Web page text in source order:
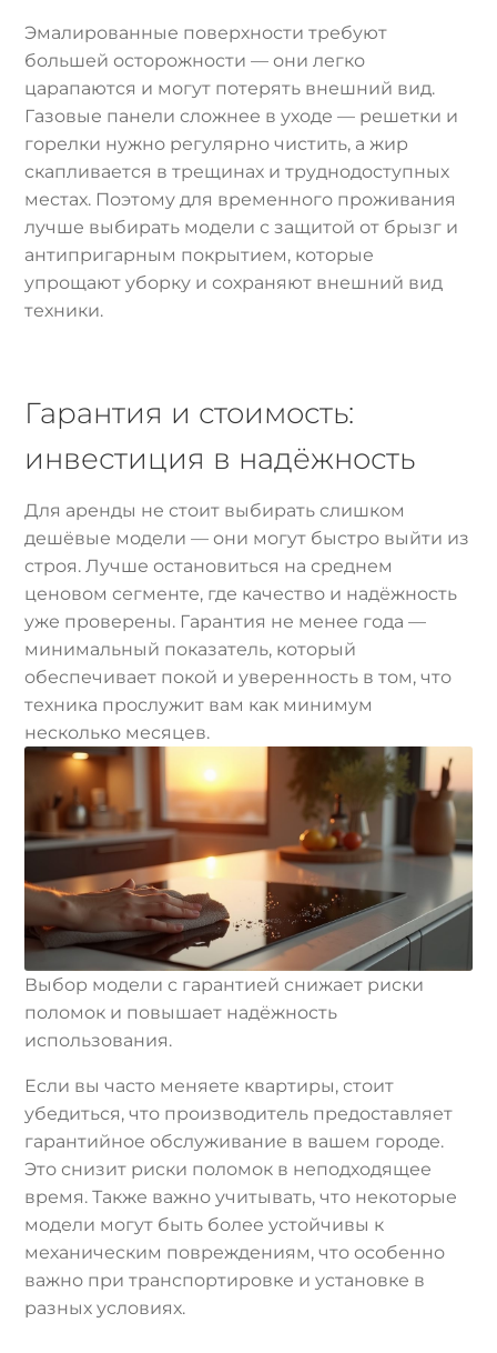
Эмалированные поверхности требуют
большей осторожности — они легко
царапаются и могут потерять внешний вид.
Газовые панели сложнее в уходе — решетки и
горелки нужно регулярно чистить, а жир
скапливается в трещинах и труднодоступных
местах. Поэтому для временного проживания
лучше выбирать модели с защитой от брызг и
антипригарным покрытием, которые
упрощают уборку и сохраняют внешний вид
техники.
Гарантия и стоимость:
инвестиция в надёжность
Для аренды не стоит выбирать слишком
дешёвые модели — они могут быстро выйти из
строя. Лучше остановиться на среднем
ценовом сегменте, где качество и надёжность
уже проверены. Гарантия не менее года —
минимальный показатель, который
обеспечивает покой и уверенность в том, что
техника прослужит вам как минимум
несколько месяцев.
Выбор модели с гарантией снижает риски
поломок и повышает надёжность
использования.
Если вы часто меняете квартиры, стоит
убедиться, что производитель предоставляет
гарантийное обслуживание в вашем городе.
Это снизит риски поломок в неподходящее
время. Также важно учитывать, что некоторые
модели могут быть более устойчивы к
механическим повреждениям, что особенно
важно при транспортировке и установке в
разных условиях.